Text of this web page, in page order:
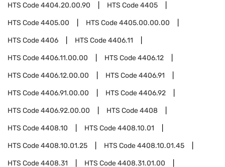
HTS Code4404.20.00.90 HTS Code4405
HTS Code4405.00 HTS Code4405.00.00.00
HTS Code4406 HTS Code4406.11
HTS Code4406.11.00.00 HTS Code4406.12
HTS Code4406.12.00.00 HTS Code4406.91
HTS Code4406.91.00.00 HTS Code4406.92
HTS Code4406.92.00.00 HTS Code4408
HTS Code4408.10 HTS Code4408.10.01
HTS Code4408.10.01.25 HTS Code4408.10.01.45
HTS Code4408.31 HTS Code4408.31.01.00